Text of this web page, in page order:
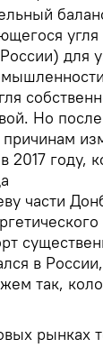
угля
для
Но
году,
части
в
так,
рынках